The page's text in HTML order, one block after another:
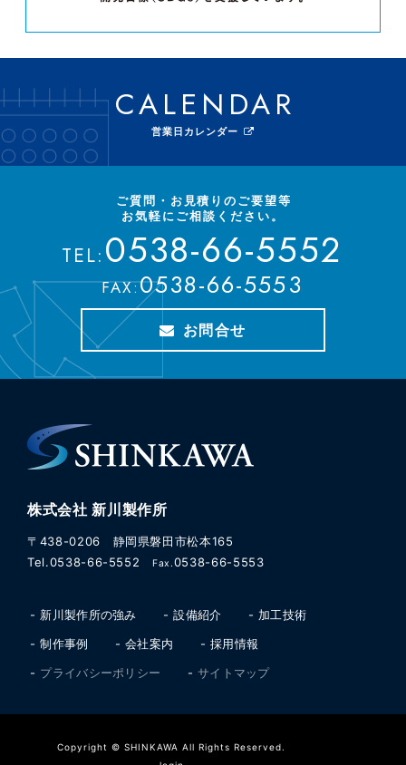
CALENDAR
営業日カレンダー
ご質問・お見積りのご要望等
お気軽にご相談ください。
TEL: 0538-66-5552
FAX:0538-66-5553
お問合せ
株式会社 新川製作所
〒438-0206 静岡県磐田市松本165
Tel.0538-66-5552
Fax.0538-66-5553
新川製作所の強み 設備紹介
加工技術
制作事例
会社案内
採用情報
プライバシーポリシー
サイトマップ
Copyright © SHINKAWA All Rights Reserved.